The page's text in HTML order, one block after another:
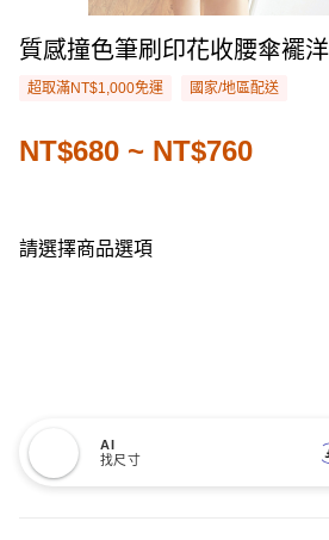
質感撞色筆刷印花收腰傘襬
超取滿NT$1,000免運 國家/地區配送
NT$680 ~ NT$760
請選擇商品選項
AI
找尺寸